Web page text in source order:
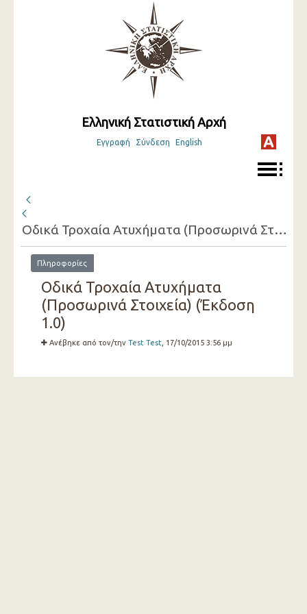
Ελληνική Στατιστική Αρχή
Εγγραφή Σύνδεση English
Οδικά Τροχαία Ατυχήματα (Προσωρινά Στοιχεία)
Πληροφορίες
Οδικά Τροχαία Ατυχήματα
(Προσωρινά Στοιχεία) (Έκδοση
1.0)
Ανέβηκε από τον/την Test Test , 17/10/2015 3:56 μμ